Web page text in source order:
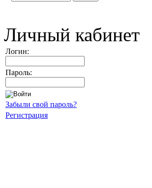
Личный кабинет
Логин:
Пароль:
Забыли свой пароль?
Регистрация